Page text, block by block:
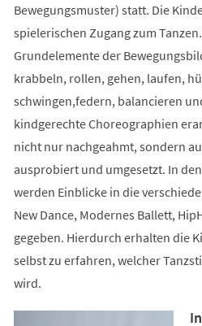
Bewegungsmuster) statt. Die
spielerischen Zugang zum
Grundelemente der
krabbeln, rollen, gehen, laufen,
schwingen,federn, balancieren
kindgerechte Choreographien
nicht nur nachgeahmt, sondern
ausprobiert und umgesetzt. In
werden Einblicke in die
New Dance, Modernes Ballett,
gegeben. Hierdurch erhalten die
selbst zu erfahren, welcher
wird.